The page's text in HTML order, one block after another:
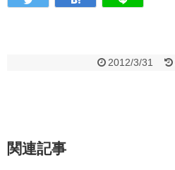
2012/3/31
関連記事